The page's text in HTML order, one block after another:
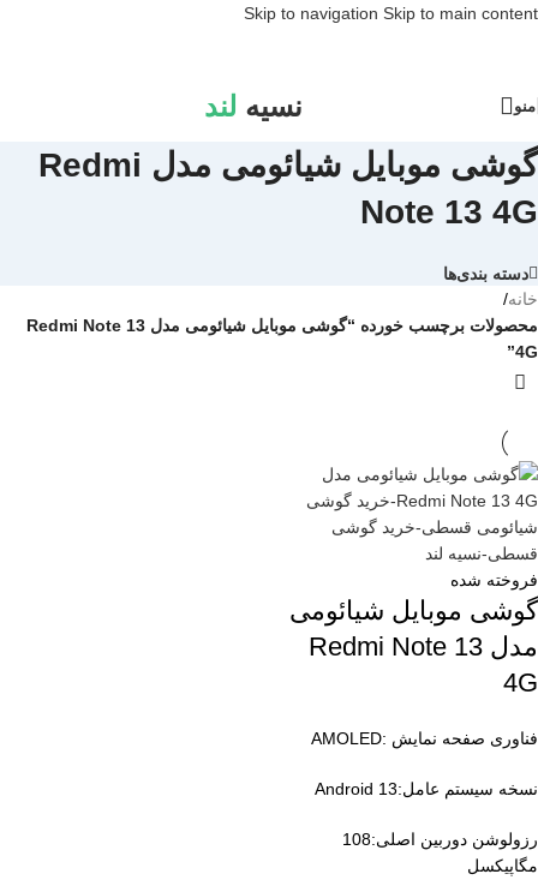
Skip to navigation Skip to main content
منو نسیه لند
گوشی موبایل شیائومی مدل Redmi
Note 13 4G
دسته بندی‌ها
خانه/
محصولات برچسب خورده “گوشی موبایل شیائومی مدل Redmi Note 13
4G”
فروخته شده
گوشی موبایل شیائومی
مدل Redmi Note 13
4G
فناوری صفحه‌ نمایش :AMOLED
نسخه سیستم عامل:Android 13
رزولوشن دوربین اصلی:108
مگاپیکسل